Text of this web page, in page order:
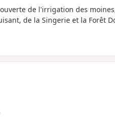
de l'irrigation des
de la Singerie et la Forêt